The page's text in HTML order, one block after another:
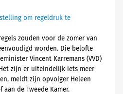
om regeldruk te
zouden voor de zomer van
worden. Die belofte
Vincent Karremans (VVD)
zijn er uiteindelijk iets meer
meldt zijn opvolger Heleen
aan de Tweede Kamer.